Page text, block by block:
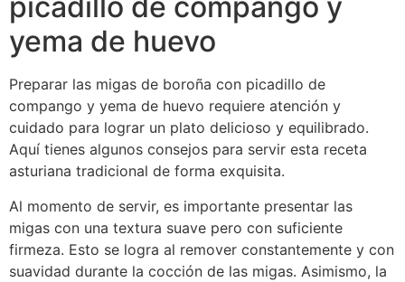
yema de huevo
Preparar las migas de boroña con picadillo de
compango y yema de huevo requiere atención y
cuidado para lograr un plato delicioso y equilibrado.
Aquí tienes algunos consejos para servir esta receta
asturiana tradicional de forma exquisita.
Al momento de servir, es importante presentar las
migas con una textura suave pero con suficiente
firmeza. Esto se logra al remover constantemente y con
suavidad durante la cocción de las migas. Asimismo, la